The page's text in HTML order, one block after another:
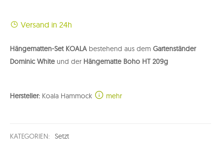
Versand in 24h
Hängematten-Set KOALAbestehend aus dem Gartenständer
Dominic White und der Hängematte Boho HT 209g
Hersteller: Koala Hammock mehr
KATEGORIEN: Setzt